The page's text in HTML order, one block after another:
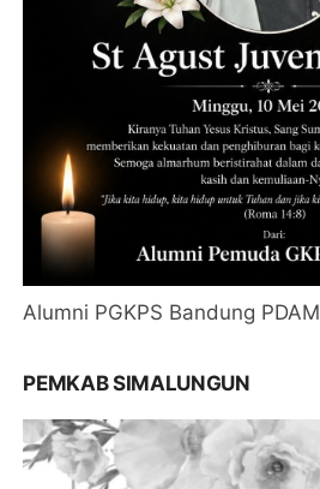
Alumni PGKPS Bandung PDAM
PEMKAB SIMALUNGUN